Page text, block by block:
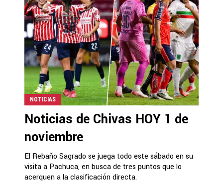
NOTICIAS
Noticias de Chivas HOY 1 de
noviembre
El Rebaño Sagrado se juega todo este sábado en su
visita a Pachuca, en busca de tres puntos que lo
acerquen a la clasificación directa.